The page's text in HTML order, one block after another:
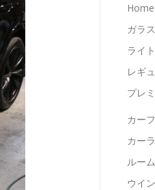
Home
ガラ
ライ
レギ
プレ
カー
カー
ルー
ウイ